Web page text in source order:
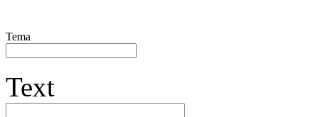
Tema
Text